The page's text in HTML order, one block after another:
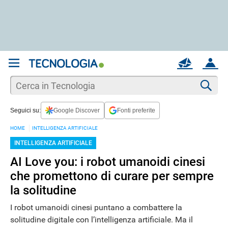
ACCOUNT
MAIL
Seguici su: Google Discover Fonti preferite
HOME INTELLIGENZA ARTIFICIALE
INTELLIGENZA ARTIFICIALE
AI Love you: i robot umanoidi cinesi
che promettono di curare per sempre
la solitudine
I robot umanoidi cinesi puntano a combattere la
solitudine digitale con l’intelligenza artificiale. Ma il